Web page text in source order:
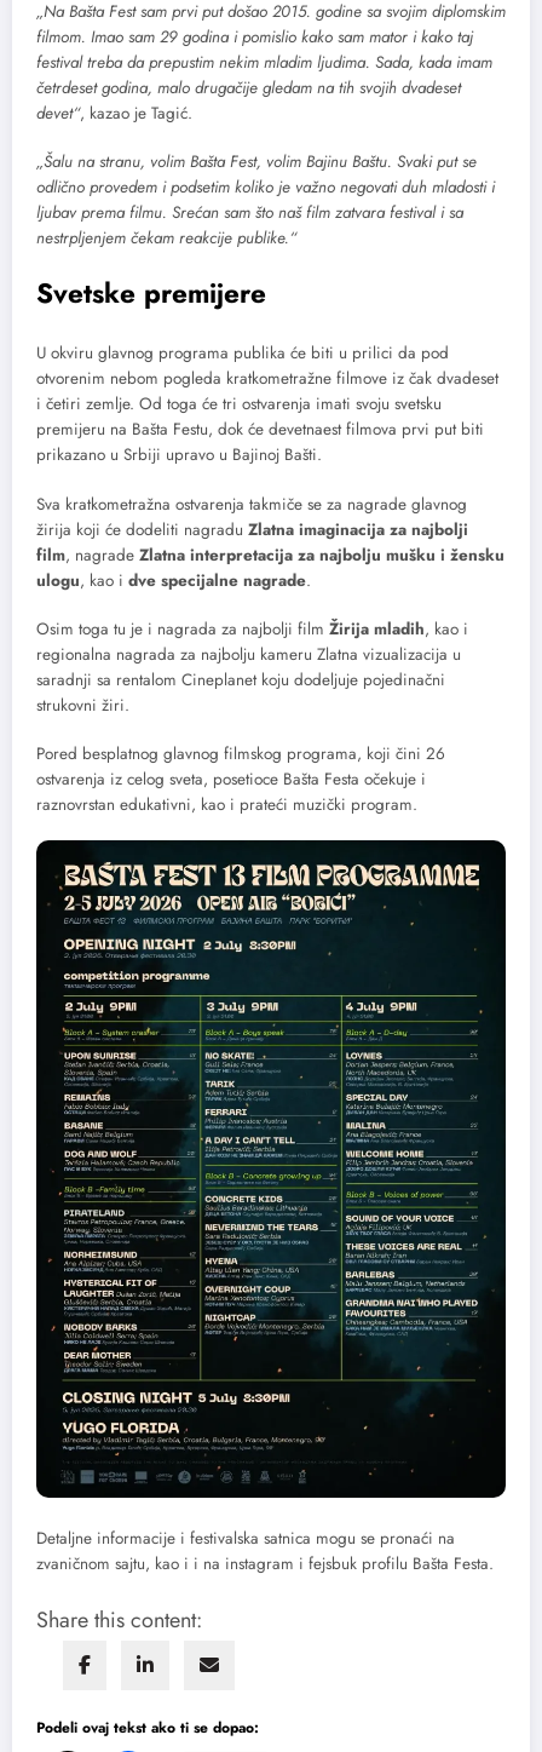
„Na Bašta Fest sam prvi put došao 2015. godine sa svojim diplomskim
filmom. Imao sam 29 godina i pomislio kako sam mator i kako taj
festival treba da prepustim nekim mladim ljudima. Sada, kada imam
četrdeset godina, malo drugačije gledam na tih svojih dvadeset
devet“, kazao je Tagić.
„Šalu na stranu, volim Bašta Fest, volim Bajinu Baštu. Svaki put se
odlično provedem i podsetim koliko je važno negovati duh mladosti i
ljubav prema filmu. Srećan sam što naš film zatvara festival i sa
nestrpljenjem čekam reakcije publike.“
Svetske premijere
U okviru glavnog programa publika će biti u prilici da pod
otvorenim nebom pogleda kratkometražne filmove iz čak dvadeset
i četiri zemlje. Od toga će tri ostvarenja imati svoju svetsku
premijeru na Bašta Festu, dok će devetnaest filmova prvi put biti
prikazano u Srbiji upravo u Bajinoj Bašti.
Sva kratkometražna ostvarenja takmiče se za nagrade glavnog
žirija koji će dodeliti nagradu Zlatna imaginacija za najbolji
film, nagrade Zlatna interpretacija za najbolju mušku i žensku
ulogu, kao i dve specijalne nagrade.
Osim toga tu je i nagrada za najbolji film Žirija mladih, kao i
regionalna nagrada za najbolju kameru Zlatna vizualizacija u
saradnji sa rentalom Cineplanet koju dodeljuje pojedinačni
strukovni žiri.
Pored besplatnog glavnog filmskog programa, koji čini 26
ostvarenja iz celog sveta, posetioce Bašta Festa očekuje i
raznovrstan edukativni, kao i prateći muzički program.
Detaljne informacije i festivalska satnica mogu se pronaći na
zvaničnom sajtu, kao i i na instagram i fejsbuk profilu Bašta Festa.
Share this content:
Podeli ovaj tekst ako ti se dopao: